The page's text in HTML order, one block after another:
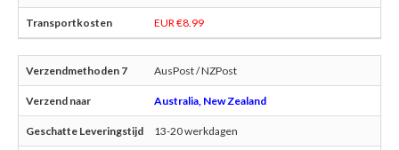
EUR €8.99
AusPost / NZPost
Australia, New Zealand
13-20 werkdagen